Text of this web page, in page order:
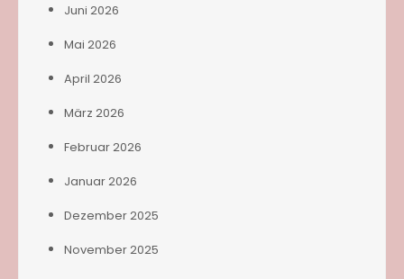
Juni 2026
Mai 2026
April 2026
März 2026
Februar 2026
Januar 2026
Dezember 2025
November 2025